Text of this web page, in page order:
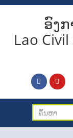
ອົງ
Lao